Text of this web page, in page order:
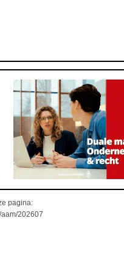
pagina:
202607